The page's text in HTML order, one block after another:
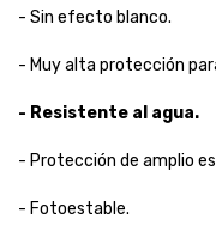
- Sin efecto blanco.
- Muy alta protección
- Resistente al agua.
- Protección de amplio
- Fotoestable.